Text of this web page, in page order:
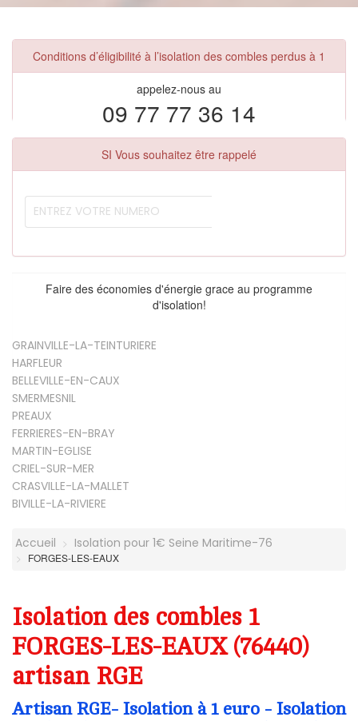
Conditions d’éligibilité à l’isolation des combles perdus à 1
appelez-nous au
09 77 77 36 14
SI Vous souhaitez être rappelé
Faire des économies d'énergie grace au programme
d'isolation!
GRAINVILLE-LA-TEINTURIERE
HARFLEUR
BELLEVILLE-EN-CAUX
SMERMESNIL
PREAUX
FERRIERES-EN-BRAY
MARTIN-EGLISE
CRIEL-SUR-MER
CRASVILLE-LA-MALLET
BIVILLE-LA-RIVIERE
Accueil Isolation pour 1€ Seine Maritime-76
FORGES-LES-EAUX
Isolation des combles 1
FORGES-LES-EAUX (76440)
artisan RGE
Artisan RGE- Isolation à 1 euro - Isolation